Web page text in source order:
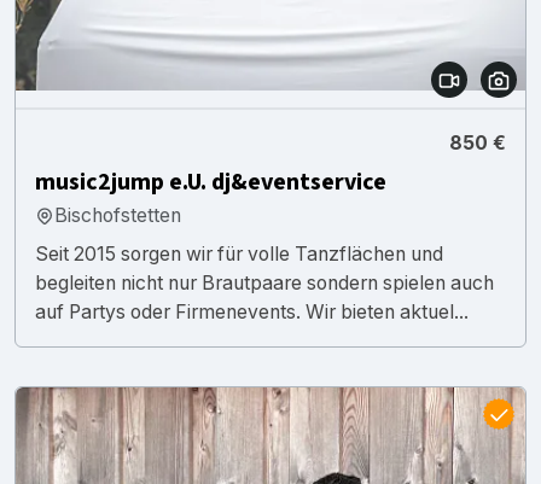
850 €
music2jump e.U. dj&eventservice
Bischofstetten
Seit 2015 sorgen wir für volle Tanzflächen und
begleiten nicht nur Brautpaare sondern spielen auch
auf Partys oder Firmenevents. Wir bieten aktuel...